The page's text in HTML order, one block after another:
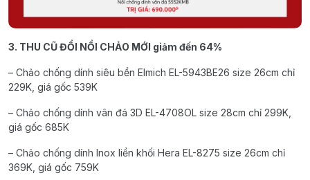
3. THU CŨ ĐỔI NỒI CHẢO MỚI giảm đến 64%
– Chảo chống dính siêu bền Elmich EL-5943BE26 size 26cm chỉ
229K, giá gốc 539K
– Chảo chống dính vân đá 3D EL-4708OL size 28cm chỉ 299K,
giá gốc 685K
– Chảo chống dính Inox liền khối Hera EL-8275 size 26cm chỉ
369K, giá gốc 759K